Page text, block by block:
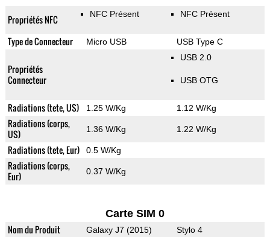
Propriétés NFC NFC Présent NFC Présent
Type de Connecteur Micro USB USB Type C
Propriétés
Connecteur
USB 2.0
USB OTG
Radiations (tete, US) 1.25 W/Kg 1.12 W/Kg
Radiations (corps,
US)
1.36 W/Kg 1.22 W/Kg
Radiations (tete, Eur) 0.5 W/Kg
Radiations (corps,
Eur)
0.37 W/Kg
Carte SIM 0
Nom du Produit Galaxy J7 (2015) Stylo 4